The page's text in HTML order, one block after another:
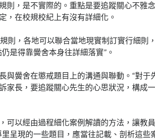
則，是不實際的。重點是要追蹤關心不雅
，在校規校紀上有沒有詳細化。
則，各地可以聯合當地現實制訂實行細則
是得靠黌舍本身往詳細落實”。
與黌舍在懲戒題目上的溝通與聯動。“對于
家長，要追蹤關心先生的心思狀況，構成
可以經由過程細化案例解讀的方法，讓教
呈現的一些題目，應當往記載、剖析這些